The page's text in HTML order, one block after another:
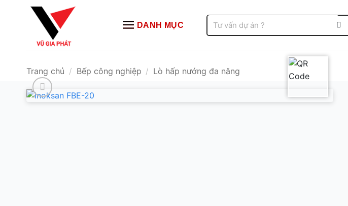
DANH MỤC
kiếm:
Trang chủ / Bếp công nghiệp / Lò hấp nướng đa năng